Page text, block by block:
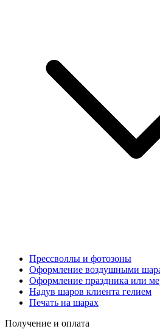
Прессволлы и фотозоны
Оформление воздушными
Оформление праздника или
Надув шаров клиента гелием
Печать на шарах
Получение и оплата